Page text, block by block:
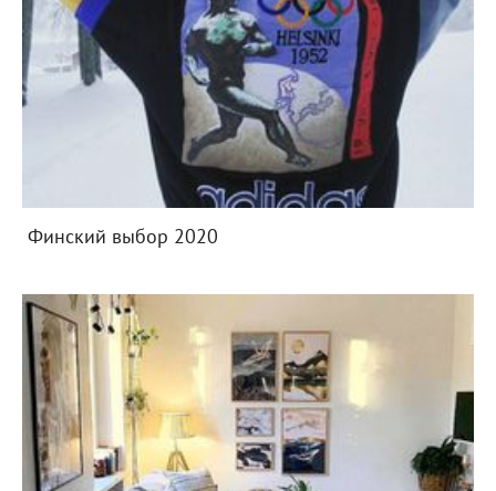
Финский выбор 2020